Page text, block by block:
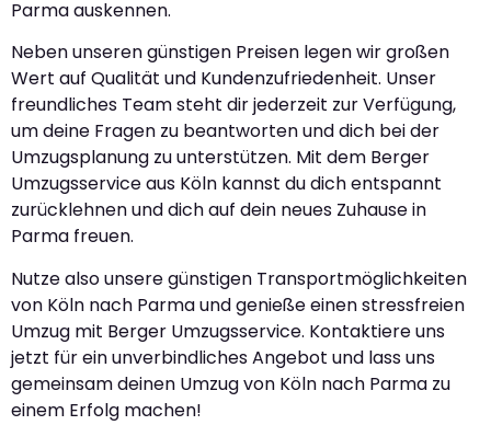
Parma auskennen.
Neben unseren günstigen Preisen legen wir großen
Wert auf Qualität und Kundenzufriedenheit. Unser
freundliches Team steht dir jederzeit zur Verfügung,
um deine Fragen zu beantworten und dich bei der
Umzugsplanung zu unterstützen. Mit dem Berger
Umzugsservice aus Köln kannst du dich entspannt
zurücklehnen und dich auf dein neues Zuhause in
Parma freuen.
Nutze also unsere günstigen Transportmöglichkeiten
von Köln nach Parma und genieße einen stressfreien
Umzug mit Berger Umzugsservice. Kontaktiere uns
jetzt für ein unverbindliches Angebot und lass uns
gemeinsam deinen Umzug von Köln nach Parma zu
einem Erfolg machen!